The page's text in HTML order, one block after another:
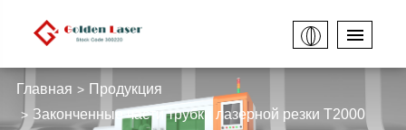
Главная
Продукция
Законченные части трубки лазерной резки T2000